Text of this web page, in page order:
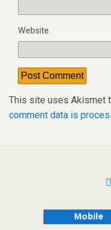
Website
This site uses Akismet
comment data is
Mobile